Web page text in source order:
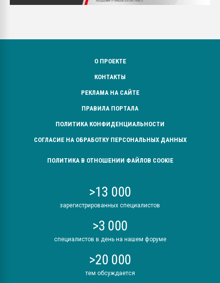
О ПРОЕКТЕ
КОНТАКТЫ
РЕКЛАМА НА САЙТЕ
ПРАВИЛА ПОРТАЛА
ПОЛИТИКА КОНФИДЕНЦИАЛЬНОСТИ
СОГЛАСИЕ НА ОБРАБОТКУ ПЕРСОНАЛЬНЫХ ДАННЫХ
ПОЛИТИКА В ОТНОШЕНИИ ФАЙЛОВ COOKIE
>13 000
зарегистрированных специалистов
>3 000
специалистов в день на нашем форуме
>20 000
тем обсуждается